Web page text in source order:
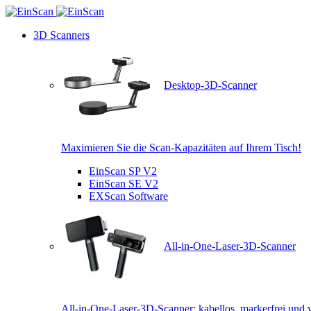
3D Scanners
Desktop-3D-Scanner
Maximieren Sie die Scan-Kapazitäten auf Ihrem Tisch!
EinScan SP V2
EinScan SE V2
EXScan Software
All-in-One-Laser-3D-Scanner
All-in-One-Laser-3D-Scanner: kabellos, markerfrei und